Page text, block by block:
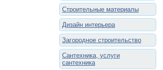
Строительные материалы
Дизайн интерьера
Загородное строительство
Сантехника, услуги
сантехника